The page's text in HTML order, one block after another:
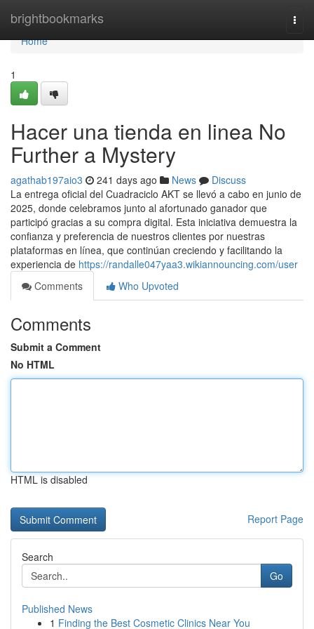
brightbookmarks
Home
Home
1
Hacer una tienda en linea No
Further a Mystery
agathab197aio3 241 days ago News
Discuss
La entrega oficial del Cuadraciclo AKT se llevó a cabo en junio de
2025, donde celebramos junto al afortunado ganador que
participó gracias a su compra digital. Esta iniciativa demuestra la
confianza y preferencia de nuestros clientes por nuestras
plataformas en línea, que continúan creciendo y facilitando la
experiencia de https://randalle047yaa3.wikiannouncing.com/user
Comments
Who Upvoted
Comments
Submit a Comment
No HTML
HTML is disabled
Report Page
Search
Go
Published News
1 Finding the Best Cosmetic Clinics Near You